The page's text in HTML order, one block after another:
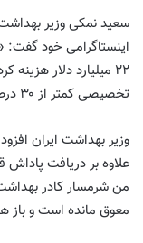
سعید نمکی وزیر
اینستاگرامی خود
۲۲ میلیارد دلار
تخصیصی کمتر از ۳۰ درصد را گرفته‌ایم.»
وزیر بهداشت ایران
علاوه بر دریافت پاداش
من شرمسار کادر
معوق مانده است و باز